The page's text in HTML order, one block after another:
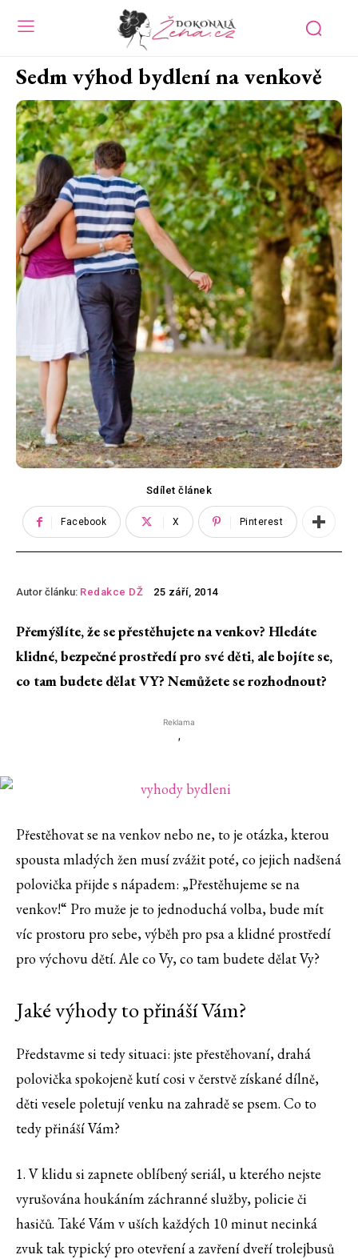
Sedm výhod bydlení na venkově
Sdílet článek
Facebook X Pinterest
Autor článku: Redakce DŽ 25 září, 2014
Přemýšlíte, že se přestěhujete na venkov? Hledáte
klidné, bezpečné prostředí pro své děti, ale bojíte se,
co tam budete dělat VY? Nemůžete se rozhodnout?
Reklama
'
Přestěhovat se na venkov nebo ne, to je otázka, kterou
spousta mladých žen musí zvážit poté, co jejich nadšená
polovička přijde s nápadem: „Přestěhujeme se na
venkov!“ Pro muže je to jednoduchá volba, bude mít
víc prostoru pro sebe, výběh pro psa a klidné prostředí
pro výchovu dětí. Ale co Vy, co tam budete dělat Vy?
Jaké výhody to přináší Vám?
Představme si tedy situaci: jste přestěhovaní, drahá
polovička spokojeně kutí cosi v čerstvě získané dílně,
děti vesele poletují venku na zahradě se psem. Co to
tedy přináší Vám?
1. V klidu si zapnete oblíbený seriál, u kterého nejste
vyrušována houkáním záchranné služby, policie či
hasičů. Také Vám v uších každých 10 minut necinká
zvuk tak typický pro otevření a zavření dveří trolejbusů